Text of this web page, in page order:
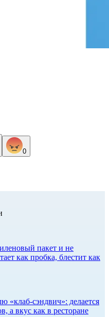
0
пакет и не
как пробка, блестит как
«клаб-сэндвич»: делается
а вкус как в ресторане